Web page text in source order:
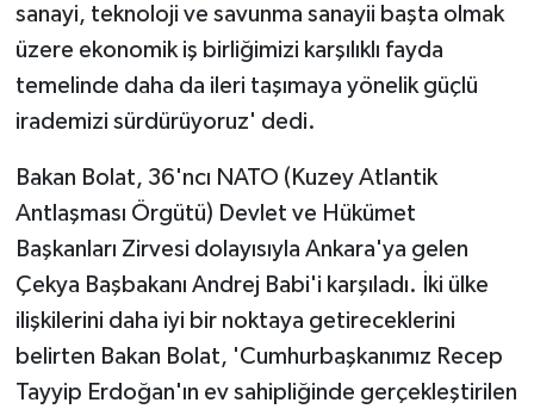
sanayi, teknoloji ve savunma sanayii başta olmak
üzere ekonomik iş birliğimizi karşılıklı fayda
temelinde daha da ileri taşımaya yönelik güçlü
irademizi sürdürüyoruz' dedi.
Bakan Bolat, 36'ncı NATO (Kuzey Atlantik
Antlaşması Örgütü) Devlet ve Hükümet
Başkanları Zirvesi dolayısıyla Ankara'ya gelen
Çekya Başbakanı Andrej Babi'i karşıladı. İki ülke
ilişkilerini daha iyi bir noktaya getireceklerini
belirten Bakan Bolat, 'Cumhurbaşkanımız Recep
Tayyip Erdoğan'ın ev sahipliğinde gerçekleştirilen